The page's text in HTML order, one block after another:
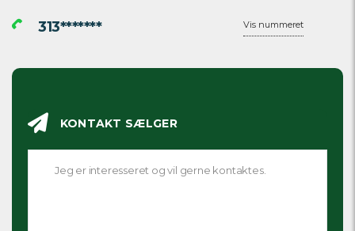
313******* Vis nummeret
KONTAKT SÆLGER